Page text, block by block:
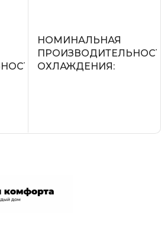
FI
НОМИНАЛЬНАЯ
ОХЛАЖДЕНИЯ
УПРАВЛЕНИЕ